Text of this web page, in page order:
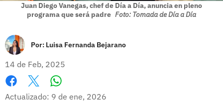
Juan Diego Vanegas, chef de Día a Día, anuncia en pleno
programa que será padre Foto: Tomada de Día a Día
Por: Luisa Fernanda Bejarano
14 de Feb, 2025
Facebook
X
Actualizado: 9 de ene, 2026